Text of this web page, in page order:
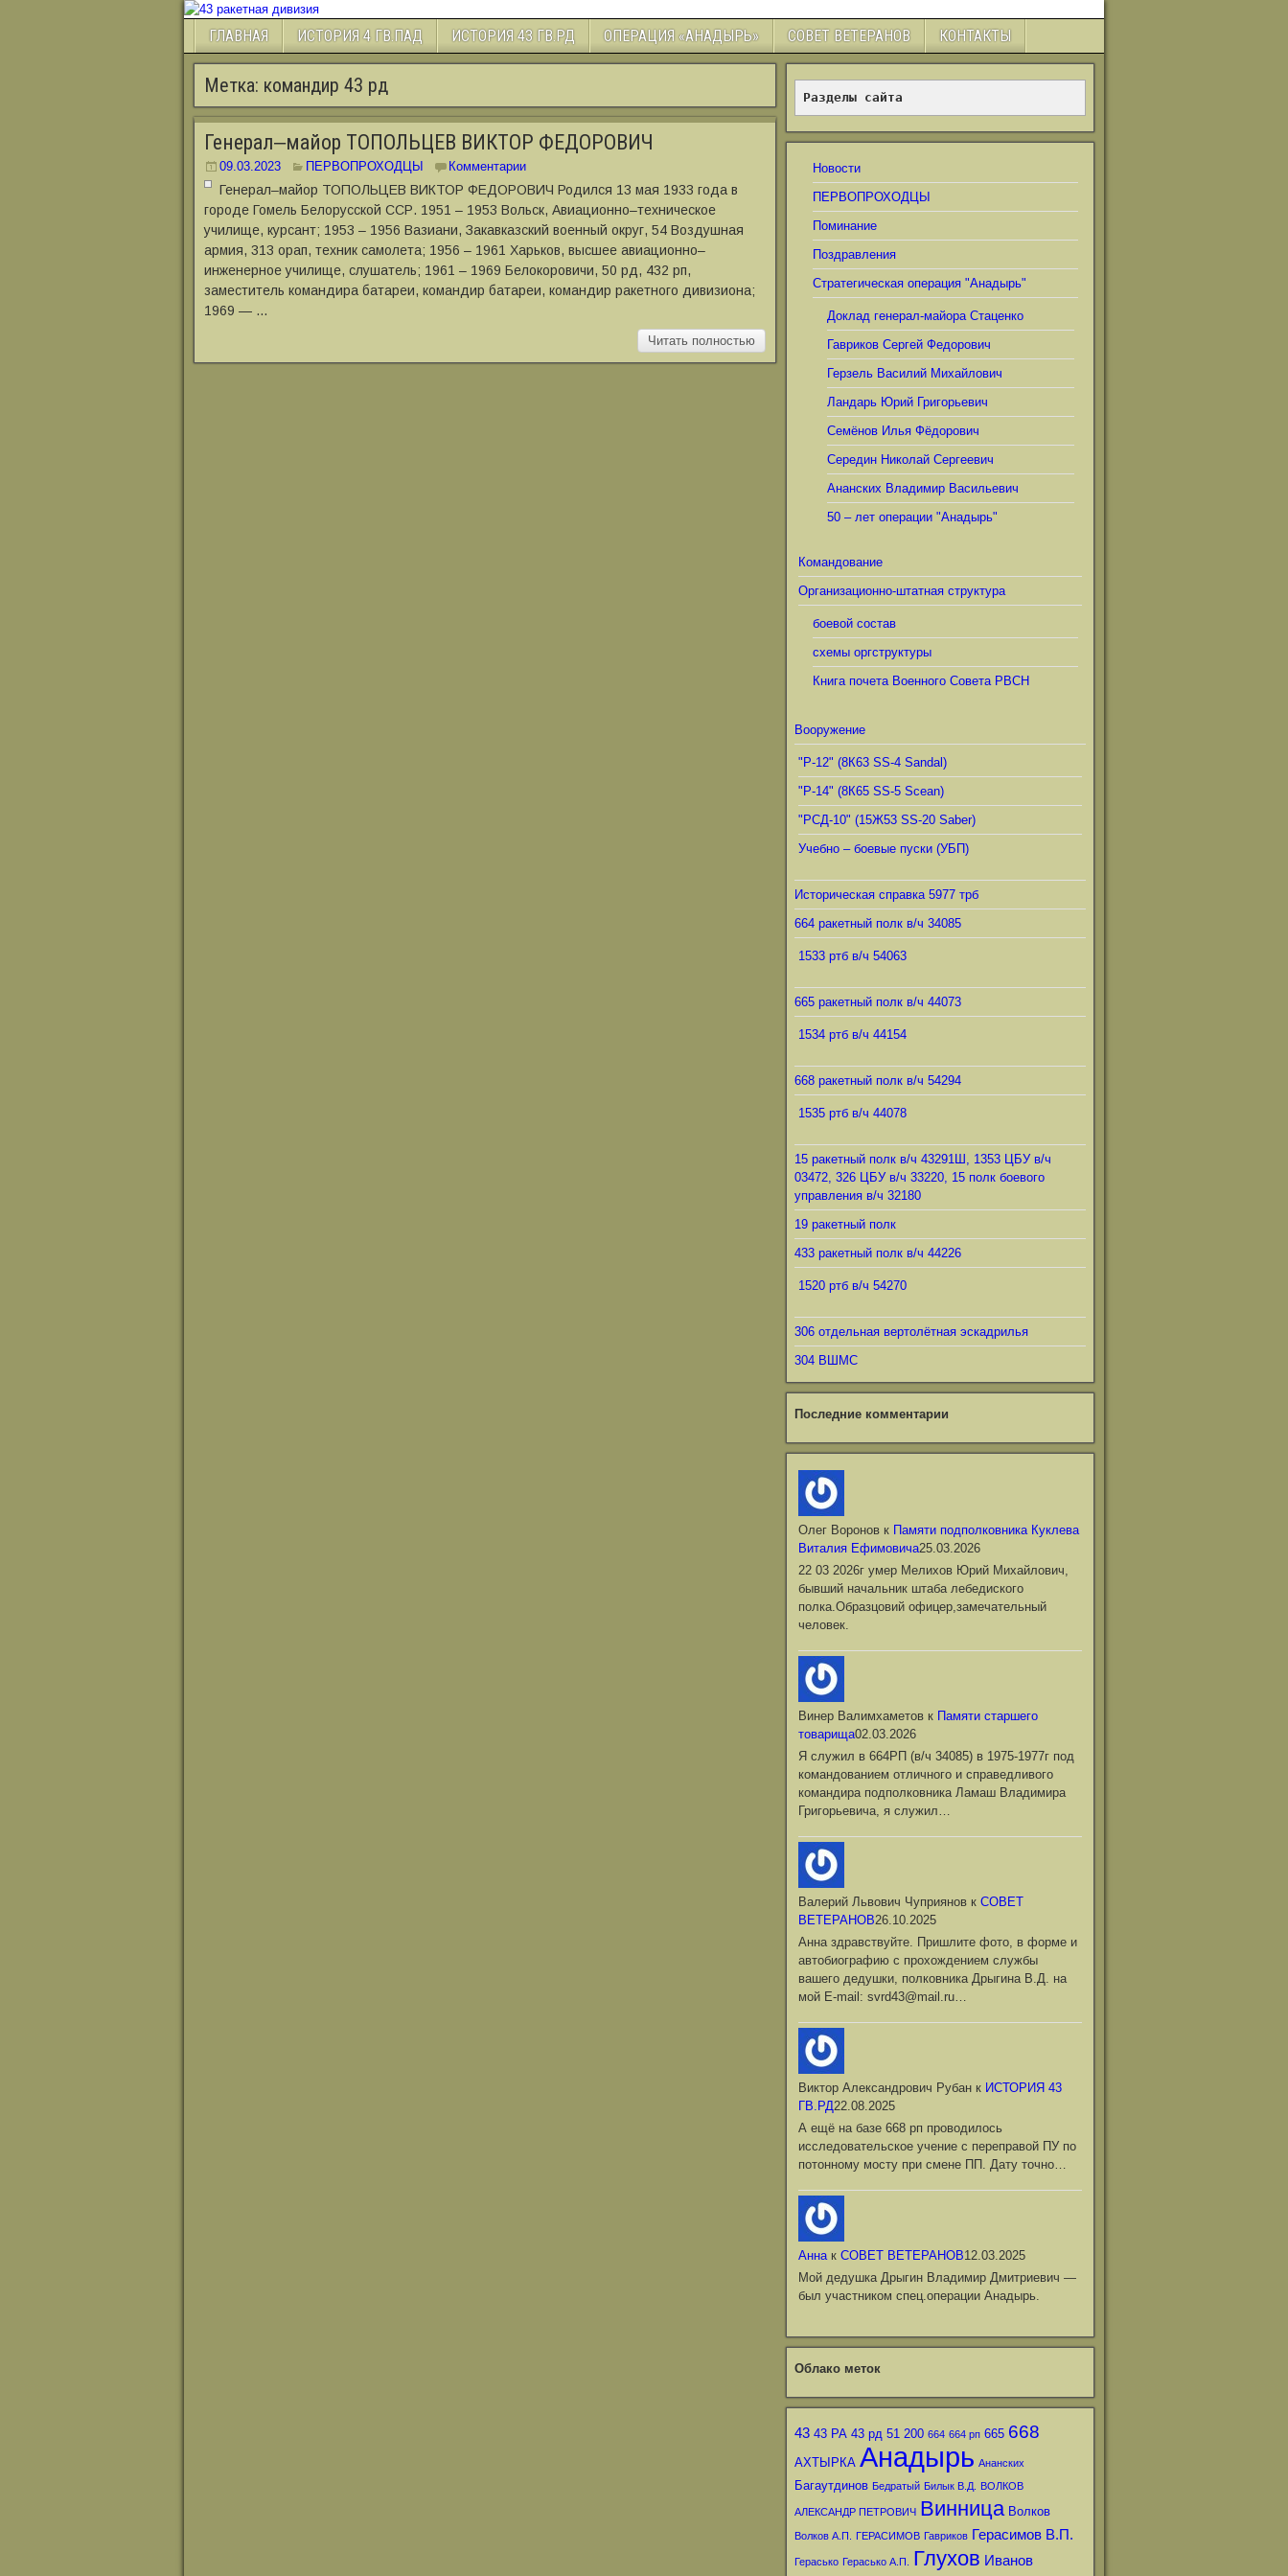
ГЛАВНАЯ ИСТОРИЯ 4 ГВ.ПАД ИСТОРИЯ 43 ГВ.РД ОПЕРАЦИЯ «АНАДЫРЬ» СОВЕТ ВЕТЕРАНОВ КОНТАКТЫ
Метка: командир 43 рд
Генерал‒майор ТОПОЛЬЦЕВ ВИКТОР ФЕДОРОВИЧ
09.03.2023 ПЕРВОПРОХОДЦЫ Комментарии
Генерал‒майор ТОПОЛЬЦЕВ ВИКТОР ФЕДОРОВИЧ Родился 13 мая 1933 года в
городе Гомель Белорусской ССР. 1951 – 1953 Вольск, Авиационно–техническое
училище, курсант; 1953 – 1956 Вазиани, Закавказский военный округ, 54 Воздушная
армия, 313 орап, техник самолета; 1956 – 1961 Харьков, высшее авиационно–
инженерное училище, слушатель; 1961 – 1969 Белокоровичи, 50 рд, 432 рп,
заместитель командира батареи, командир батареи, командир ракетного дивизиона;
1969 — …
Читать полностью
Разделы сайта
Новости
ПЕРВОПРОХОДЦЫ
Поминание
Поздравления
Стратегическая операция "Анадырь"
Доклад генерал-майора Стаценко
Гавриков Сергей Федорович
Герзель Василий Михайлович
Ландарь Юрий Григорьевич
Семёнов Илья Фёдорович
Середин Николай Сергеевич
Ананских Владимир Васильевич
50 – лет операции "Анадырь"
Командование
Организационно-штатная структура
боевой состав
схемы оргструктуры
Книга почета Военного Совета РВСН
Вооружение
"Р-12" (8К63 SS-4 Sandal)
"Р-14" (8К65 SS-5 Scean)
"РСД-10" (15Ж53 SS-20 Saber)
Учебно – боевые пуски (УБП)
Историческая справка 5977 трб
664 ракетный полк в/ч 34085
1533 ртб в/ч 54063
665 ракетный полк в/ч 44073
1534 ртб в/ч 44154
668 ракетный полк в/ч 54294
1535 ртб в/ч 44078
15 ракетный полк в/ч 43291Ш, 1353 ЦБУ в/ч
03472, 326 ЦБУ в/ч 33220, 15 полк боевого
управления в/ч 32180
19 ракетный полк
433 ракетный полк в/ч 44226
1520 ртб в/ч 54270
306 отдельная вертолётная эскадрилья
304 ВШМС
Последние комментарии
Олег Вороновк Памяти подполковника Куклева
Виталия Ефимовича25.03.2026
22 03 2026г умер Мелихов Юрий Михайлович,
бывший начальник штаба лебедиского
полка.Образцовий офицер,замечательный
человек.
Винер Валимхаметовк Памяти старшего
товарища02.03.2026
Я служил в 664РП (в/ч 34085) в 1975-1977г под
командованием отличного и справедливого
командира подполковника Ламаш Владимира
Григорьевича, я служил…
Валерий Львович Чуприяновк СОВЕТ
ВЕТЕРАНОВ26.10.2025
Анна здравствуйте. Пришлите фото, в форме и
автобиографию с прохождением службы
вашего дедушки, полковника Дрыгина В.Д. на
мой Е-mail: svrd43@mail.ru…
Виктор Александрович Рубанк ИСТОРИЯ 43
ГВ.РД22.08.2025
А ещё на базе 668 рп проводилось
исследовательское учение с переправой ПУ по
потонному мосту при смене ПП. Дату точно…
Аннак СОВЕТ ВЕТЕРАНОВ12.03.2025
Мой дедушка Дрыгин Владимир Дмитриевич —
был участником спец.операции Анадырь.
Облако меток
43 43 РА 43 рд 51 200 664 664 рп 665 668
АХТЫРКА Анадырь Ананских
Багаутдинов Бедратый Билык В.Д. ВОЛКОВ
АЛЕКСАНДР ПЕТРОВИЧ Винница Волков
Волков А.П. ГЕРАСИМОВ Гавриков Герасимов В.П.
Герасько Герасько А.П. Глухов Иванов